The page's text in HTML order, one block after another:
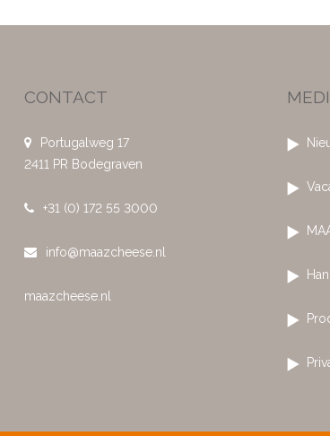
CONTACT
Portugalweg 17
2411 PR Bodegraven
+31 (0) 172 55 3000
info@maazcheese.nl
maazcheese.nl